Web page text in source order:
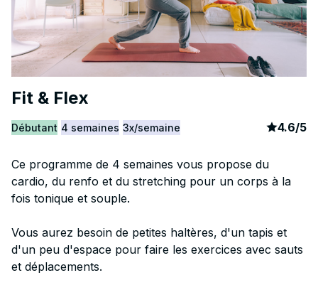
Fit & Flex
Débutant 4 semaines 3x/semaine article
4.6/5
Ce programme de 4 semaines vous propose du
cardio, du renfo et du stretching pour un corps à la
fois tonique et souple.
Vous aurez besoin de petites haltères, d'un tapis et
d'un peu d'espace pour faire les exercices avec sauts
et déplacements.